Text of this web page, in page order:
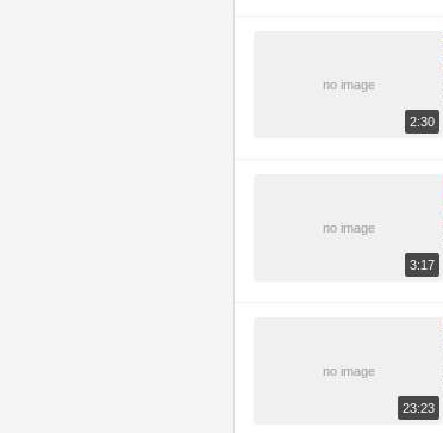
no image
2:30
no image
3:17
no image
23:23